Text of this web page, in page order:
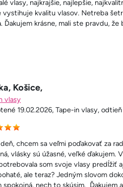
vlasy, najkrajšie, najlepšie,
vystihuje kvalitu vlasov. Netreba
Ďakujem krásne, mali ste pravdu,
Košice,
vlasy
19.02.2026, Tape-in vlasy, odtieň
chcem sa veľmi poďakovať za
vlásky sú úžasné, veľké ďakujem.
som svoje vlasy predĺžiť
ale teraz? Jedným slovom
spokojná, nech to skúsim. Ďakujem